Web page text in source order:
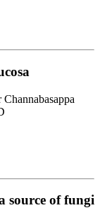
source of fungi